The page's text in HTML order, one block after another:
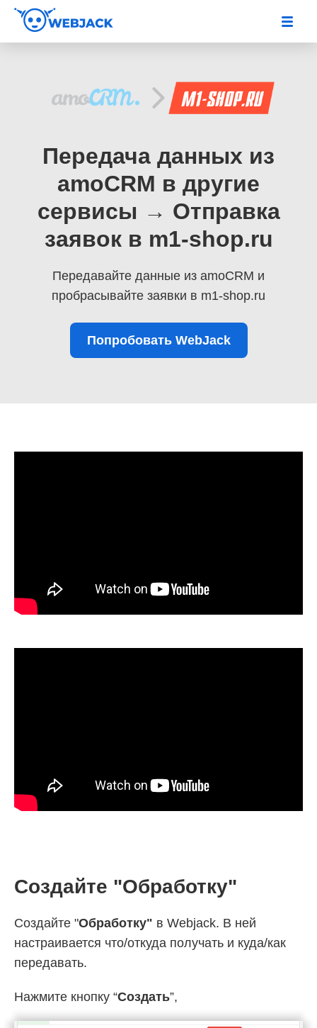
Передача данных из
amoCRM в другие
сервисы → Отправка
заявок в m1-shop.ru
Передавайте данные из amoCRM и
пробрасывайте заявки в m1-shop.ru
Попробовать WebJack
Создайте "Обработку"
Создайте "Обработку" в Webjack. В ней
настраивается что/откуда получать и куда/как
передавать.
Нажмите кнопку “Создать”,